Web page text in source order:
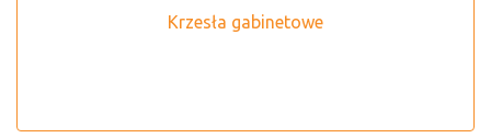
Krzesła gabinetowe